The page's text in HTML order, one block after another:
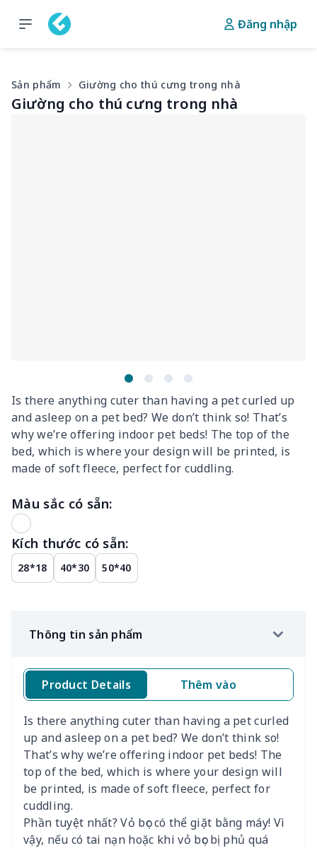
Đăng nhập
Sản phẩm Giường cho thú cưng trong nhà
Giường cho thú cưng trong nhà
Is there anything cuter than having a pet curled up
and asleep on a pet bed? We don’t think so! That’s
why we’re offering indoor pet beds! The top of the
bed, which is where your design will be printed, is
made of soft fleece, perfect for cuddling.
Màu sắc có sẵn:
Kích thước có sẵn:
28*18 40*30 50*40
Thông tin sản phẩm
Product Details Thêm vào
Is there anything cuter than having a pet curled
up and asleep on a pet bed? We don’t think so!
That’s why we’re offering indoor pet beds! The
top of the bed, which is where your design will
be printed, is made of soft fleece, perfect for
cuddling.
Phần tuyệt nhất? Vỏ bọc có thể giặt bằng máy! Vì
vậy, nếu có tai nạn hoặc khi vỏ bọc bị phủ quá